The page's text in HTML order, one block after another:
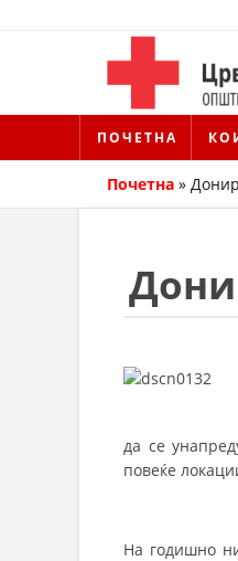
ПОЧЕТНА
Почетна »
да се
повеќе
На годишно